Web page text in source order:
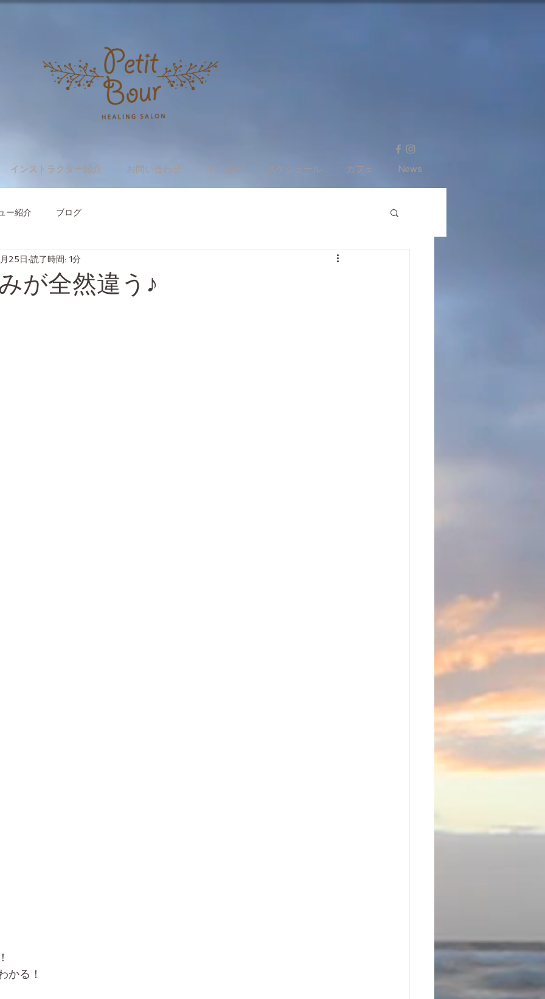
インストラクター紹介 お問い合わせ メニュー スケジュール カフェ News
ー紹介 ブログ
が全然違う♪
25日 読了時間: 1分
かる！